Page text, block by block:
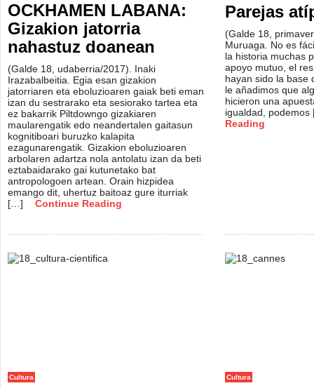
OCKHAMEN LABANA:
Gizakion jatorria
nahastuz doanean
(Galde 18, udaberria/2017). Inaki
Irazabalbeitia. Egia esan gizakion
jatorriaren eta eboluzioaren gaiak beti eman
izan du sestrarako eta sesiorako tartea eta
ez bakarrik Piltdowngo gizakiaren
maularengatik edo neandertalen gaitasun
kognitiboari buruzko kalapita
ezagunarengatik. Gizakion eboluzioaren
arbolaren adartza nola antolatu izan da beti
eztabaidarako gai kutunetako bat
antropologoen artean. Orain hizpidea
emango dit, uhertuz baitoaz gure iturriak
[…]
Continue Reading
Parejas
(Galde 18,
Muruaga. No es
la historia muchas
apoyo mutuo, el
hayan sido la base
le añadimos que
hicieron una
igualdad,
Reading
Cultura Cultura